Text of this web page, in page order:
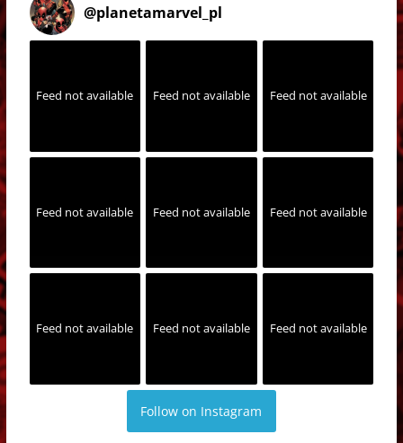
@planetamarvel_pl
Feed not available Feed not available Feed not available
Feed not available Feed not available Feed not available
Feed not available Feed not available Feed not available
Follow on Instagram